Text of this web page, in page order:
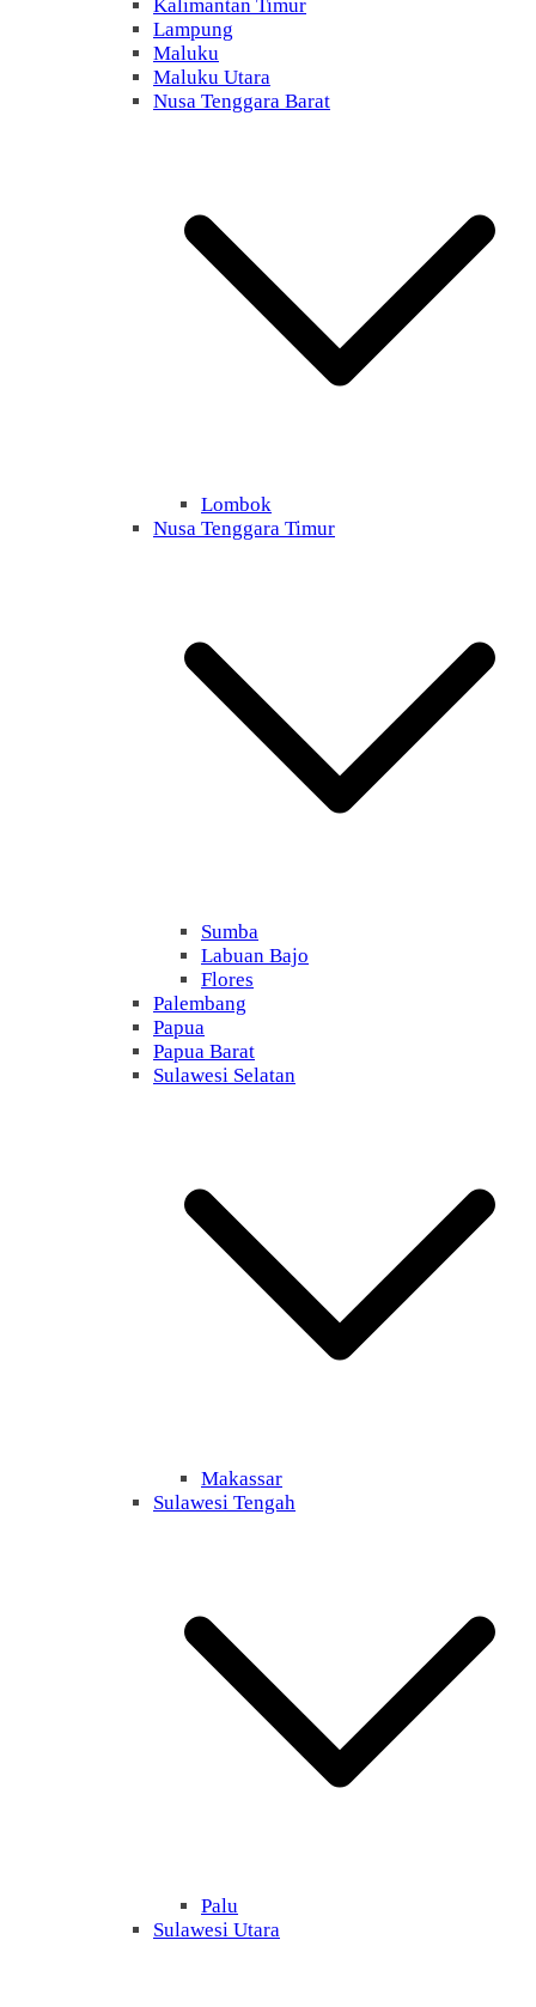
Kalimantan Timur
Lampung
Maluku
Maluku Utara
Nusa Tenggara Barat
Lombok
Nusa Tenggara Timur
Sumba
Labuan Bajo
Flores
Palembang
Papua
Papua Barat
Sulawesi Selatan
Makassar
Sulawesi Tengah
Palu
Sulawesi Utara